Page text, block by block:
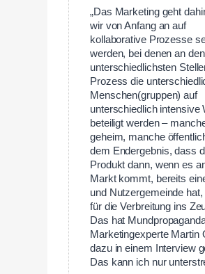
„Das Marketing geht
wir von Anfang an auf
kollaborative Prozesse
werden, bei denen an den
unterschiedlichsten
Prozess die
Menschen(gruppen) auf
unterschiedlich intensive
beteiligt werden –
geheim, manche
dem Endergebnis, dass
Produkt dann, wenn es
Markt kommt, bereits
und Nutzergemeinde
für die Verbreitung ins
Das hat
Marketingexperte Martin
dazu in einem Interview
Das kann ich nur